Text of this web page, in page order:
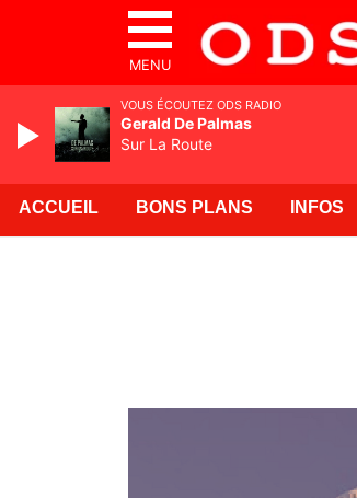
MENU
ACCUEIL BONS PLANS INFOS
VOUS ÉCOUTEZ ODS RADIO
Gerald De Palmas
Sur La Route